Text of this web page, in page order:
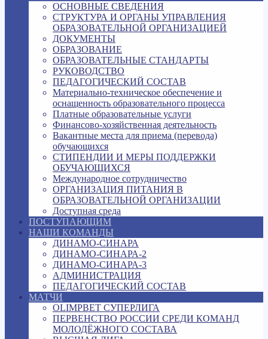
ОСНОВНЫЕ СВЕДЕНИЯ
СТРУКТУРА И ОРГАНЫ УПРАВЛЕНИЯ
ОБРАЗОВАТЕЛЬНОЙ ОРГАНИЗАЦИЕЙ
ДОКУМЕНТЫ
ОБРАЗОВАНИЕ
ОБРАЗОВАТЕЛЬНЫЕ СТАНДАРТЫ
РУКОВОДСТВО
ПЕДАГОГИЧЕСКИЙ СОСТАВ
Материально-техническое обеспечение и
оснащенность образовательного процесса
Платные образовательные услуги
Финансово-хозяйственная деятельность
Вакантные места для приема (перевода)
обучающихся
СТИПЕНДИИ И МЕРЫ ПОДДЕРЖКИ
ОБУЧАЮЩИХСЯ
Международное сотрудничество
ОРГАНИЗАЦИЯ ПИТАНИЯ В
ОБРАЗОВАТЕЛЬНОЙ ОРГАНИЗАЦИИ
Доступная среда
ПОСТУПАЮЩИМ
НАШИ КОМАНДЫ
ДИНАМО-СИНАРА
ДИНАМО-СИНАРА-2
ДИНАМО-СИНАРА-3
АДМИНИСТРАЦИЯ
ПЕДАГОГИЧЕСКИЙ СОСТАВ
МАТЧИ
OLIMPBET СУПЕРЛИГА
ПЕРВЕНСТВО РОССИИ СРЕДИ КОМАНД
МОЛОДЁЖНОГО СОСТАВА